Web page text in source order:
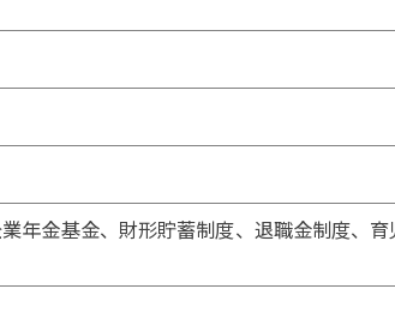
年金基金、財形貯蓄制度、退職金制度、